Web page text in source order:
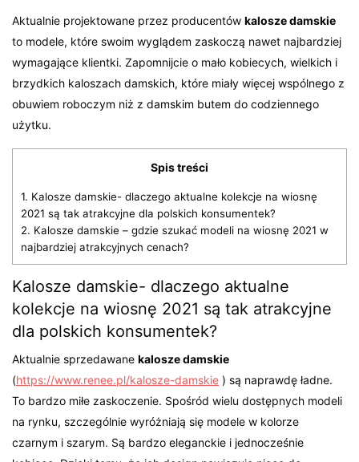
Aktualnie projektowane przez producentówkalosze damskie
to modele, które swoim wyglądem zaskoczą nawet najbardziej
wymagające klientki. Zapomnijcie o mało kobiecych, wielkich i
brzydkich kaloszach damskich, które miały więcej wspólnego z
obuwiem roboczym niż z damskim butem do codziennego
użytku.
Spis treści
1. Kalosze damskie- dlaczego aktualne kolekcje na wiosnę
2021 są tak atrakcyjne dla polskich konsumentek?
2. Kalosze damskie – gdzie szukać modeli na wiosnę 2021 w
najbardziej atrakcyjnych cenach?
Kalosze damskie- dlaczego aktualne
kolekcje na wiosnę 2021 są tak atrakcyjne
dla polskich konsumentek?
Aktualnie sprzedawanekalosze damskie
(https://www.renee.pl/kalosze-damskie ) są naprawdę ładne.
To bardzo miłe zaskoczenie. Spośród wielu dostępnych modeli
na rynku, szczególnie wyróżniają się modele w kolorze
czarnym i szarym. Są bardzo eleganckie i jednocześnie